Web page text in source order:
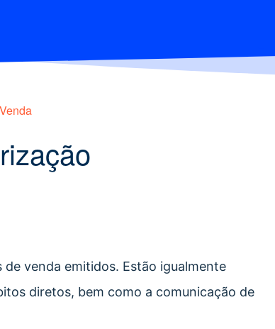
venda emitidos. Estão igualmente
diretos, bem como a comunicação de